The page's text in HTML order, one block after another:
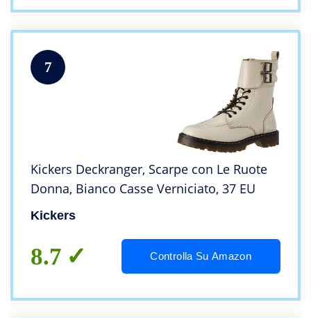
7
Kickers Deckranger, Scarpe con Le Ruote
Donna, Bianco Casse Verniciato, 37 EU
Kickers
8.7 Controlla Su Amazon